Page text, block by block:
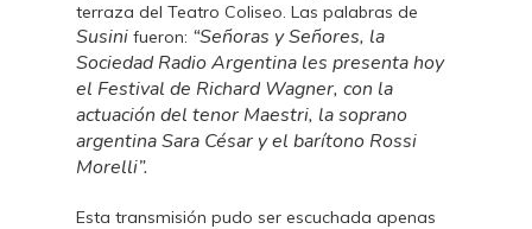
terraza del Teatro Coliseo. Las palabras de
Susini fueron: “Señoras y Señores, la
Sociedad Radio Argentina les presenta hoy
el Festival de Richard Wagner, con la
actuación del tenor Maestri, la soprano
argentina Sara César y el barítono Rossi
Morelli”.
Esta transmisión pudo ser escuchada apenas